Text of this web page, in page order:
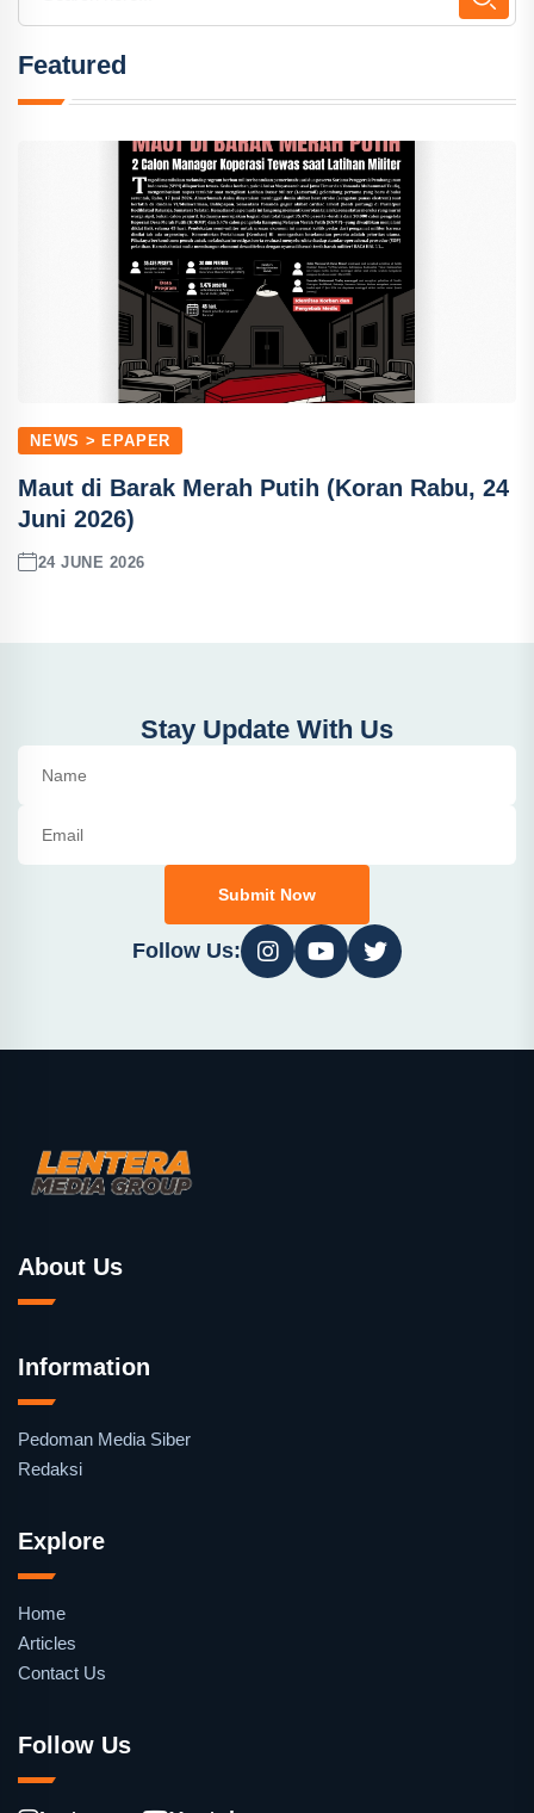
Featured
NEWS > EPAPER
Maut di Barak Merah Putih (Koran Rabu, 24
Juni 2026)
24 JUNE 2026
Stay Update With Us
Submit Now
Follow Us:
About Us
Information
Pedoman Media Siber
Redaksi
Explore
Home
Articles
Contact Us
Follow Us